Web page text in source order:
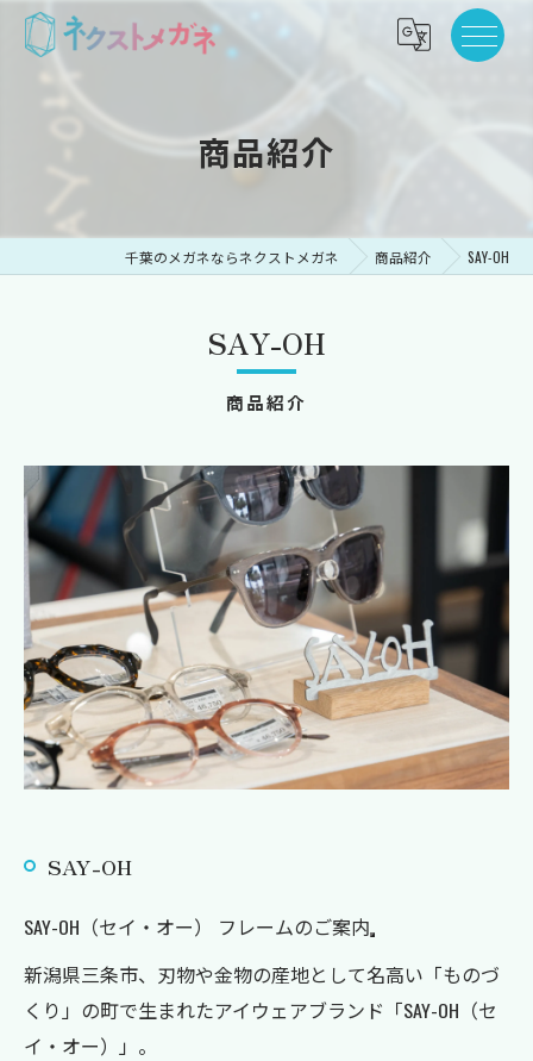
商品紹介
千葉のメガネならネクストメガネ 商品紹介 SAY-OH
商品紹介
SAY-OH
SAY-OH
SAY-OH（セイ・オー） フレームのご案内
新潟県三条市、刃物や金物の産地として名高い「ものづ
くり」の町で生まれたアイウェアブランド「SAY-OH（セ
イ・オー）」。